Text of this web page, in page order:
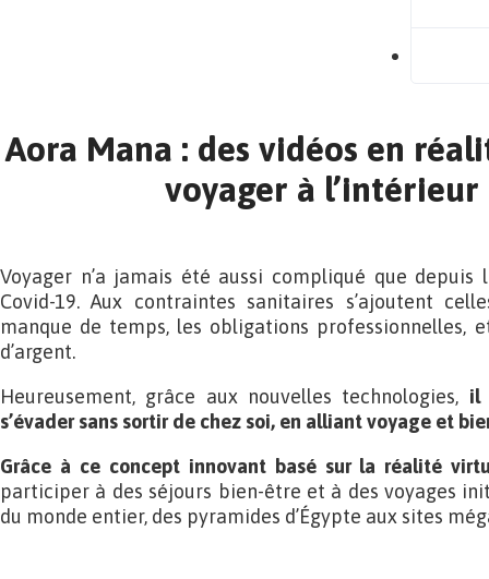
Aora Mana : des vidéos en
voyager à l’intérieur
Voyager n’a jamais été aussi compliqué que
Covid-19. Aux contraintes sanitaires s’ajoutent
manque de temps, les obligations professionnelles,
d’argent.
Heureusement, grâce aux nouvelles technologies, il
s’évader sans sortir de chez soi, en alliant voyage et
Grâce à ce concept innovant basé sur la réalité
participer à des séjours bien-être et à des voyages
du monde entier, des pyramides d’Égypte aux sites